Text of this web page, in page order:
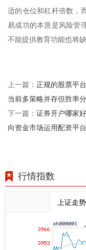
适的仓位和杠杆倍数，
易成功的本质是风险管
不能提供教育功能也将
上一篇： 正规的股票平
当前多策略并存但胜率
下一篇： 证券开户哪家
向资金市场运用配资平
行情指数
上证走势